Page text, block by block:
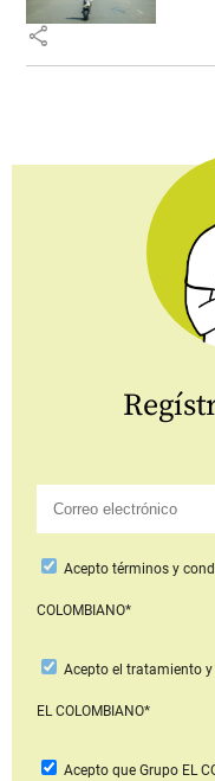
share
Aceptotérminos y
COLOMBIANO*
Acepto el tratamiento y
EL COLOMBIANO*
Acepto que Grupo EL